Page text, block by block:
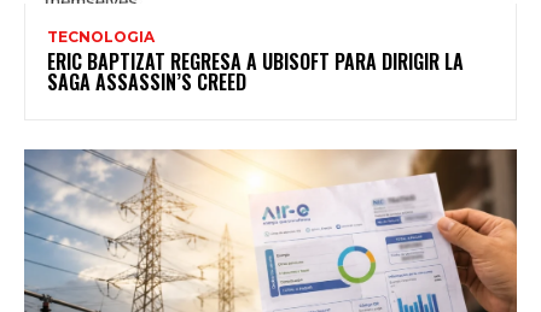
TECNOLOGIA
ERIC BAPTIZAT REGRESA A UBISOFT PARA DIRIGIR LA
SAGA ASSASSIN’S CREED